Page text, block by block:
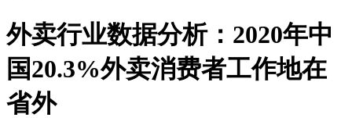
外卖行业数据分析：2020年中
国20.3%外卖消费者工作地在
省外